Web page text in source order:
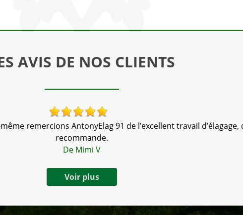
AVIS DE NOS CLIENTS
remercions AntonyElag 91 de l’excellent travail
recommande.
De Mimi V
Voir plus